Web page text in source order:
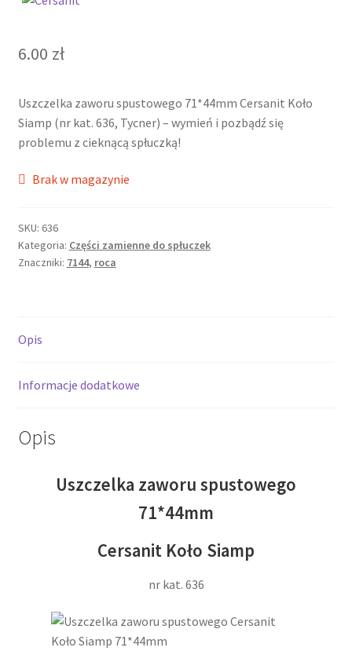
6.00 zł
Uszczelka zaworu spustowego 71*44mm Cersanit Koło
Siamp (nr kat. 636, Tycner) – wymień i pozbądź się
problemu z cieknącą spłuczką!
Brak w magazynie
SKU: 636
Kategoria: Części zamienne do spłuczek
Znaczniki: 7144, roca
Opis
Informacje dodatkowe
Opis
Uszczelka zaworu spustowego
71*44mm
Cersanit Koło Siamp
nr kat. 636